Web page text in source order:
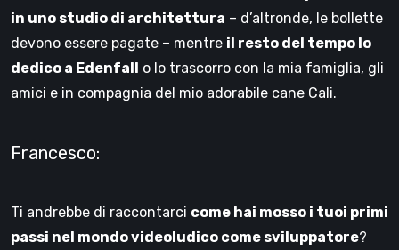
in uno studio di architettura – d’altronde, le bollette
devono essere pagate – mentre il resto del tempo lo
dedico a Edenfall o lo trascorro con la mia famiglia, gli
amici e in compagnia del mio adorabile cane Cali.
Francesco:
Ti andrebbe di raccontarci come hai mosso i tuoi primi
passi nel mondo videoludico come sviluppatore?